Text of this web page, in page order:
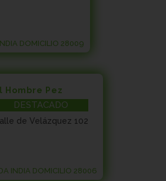
DOMICILIO 28009
Hombre Pez
DESTACADO
de Velázquez 102
INDIA DOMICILIO 28006